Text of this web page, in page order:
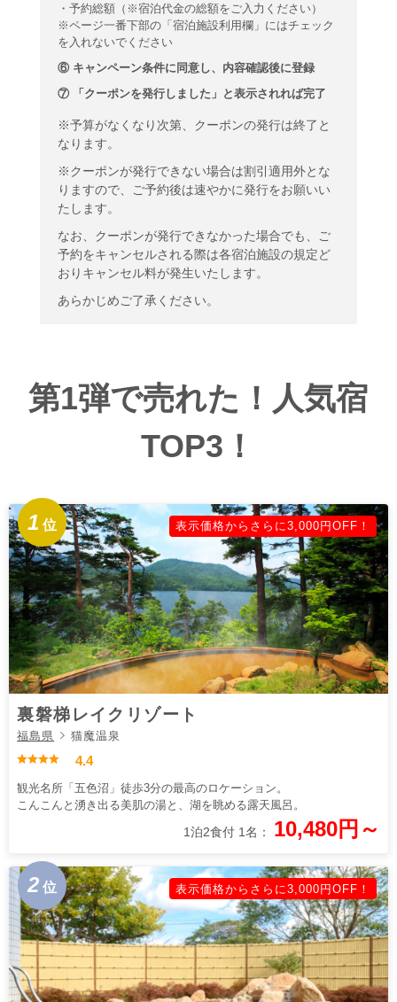
・予約総額（※宿泊代金の総額をご入力ください）
※ページ一番下部の「宿泊施設利用欄」にはチェック
を入れないでください
⑥ キャンペーン条件に同意し、内容確認後に登録
⑦ 「クーポンを発行しました」と表示されれば完了
※予算がなくなり次第、クーポンの発行は終了と
なります。
※クーポンが発行できない場合は割引適用外とな
りますので、ご予約後は速やかに発行をお願いい
たします。
なお、クーポンが発行できなかった場合でも、ご
予約をキャンセルされる際は各宿泊施設の規定ど
おりキャンセル料が発生いたします。
あらかじめご了承ください。
第1弾で売れた！人気宿
TOP3！
1 位 表示価格からさらに3,000円OFF！
裏磐梯レイクリゾート
福島県 猫魔温泉
4.4
観光名所「五色沼」徒歩3分の最高のロケーション。
こんこんと湧き出る美肌の湯と、湖を眺める露天風呂。
1泊2食付 1名： 10,480円～
2 位 表示価格からさらに3,000円OFF！